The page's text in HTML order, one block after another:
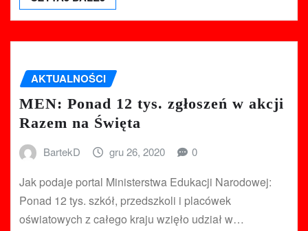
AKTUALNOŚCI
MEN: Ponad 12 tys. zgłoszeń w akcji
Razem na Święta
BartekD gru 26, 2020 0
Jak podaje portal Ministerstwa Edukacji Narodowej:
Ponad 12 tys. szkół, przedszkoli i placówek
oświatowych z całego kraju wzięło udział w…